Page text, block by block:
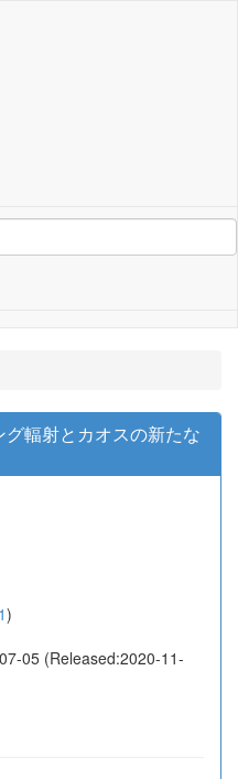
グ輻射とカオスの新たな
)
05 (Released:2020-11-